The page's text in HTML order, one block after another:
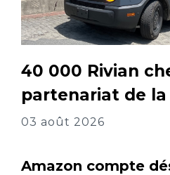
40 000 Rivian
partenariat de la
03 août 2026
Amazon compte